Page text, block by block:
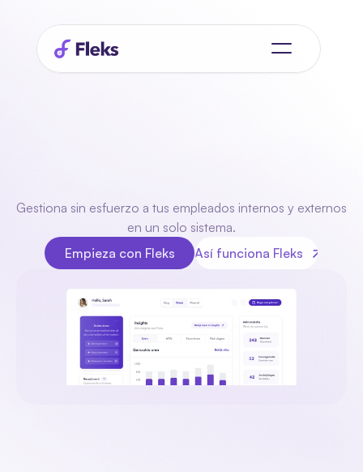
personal
Gestiona sin esfuerzo a tus empleados internos y externos
en un solo sistema.
Empieza con Fleks
Empieza con Fleks
Así funciona Fleks
Así funciona Fleks